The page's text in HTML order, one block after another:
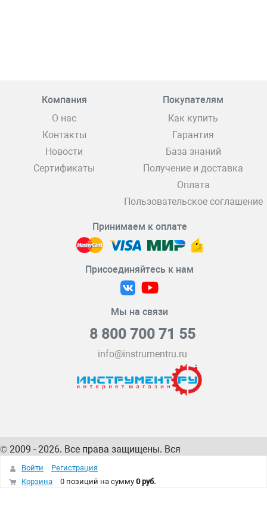
Компания
О нас
Контакты
Новости
Сертификаты
Покупателям
Как купить
Гарантия
База знаний
Получение и доставка
Оплата
Пользовательское соглашение
Принимаем к оплате
Присоединяйтесь к нам
Мы на связи
8 800 700 71 55
info@instrumentru.ru
© 2009 - 2026. Все права защищены. Вся
информация на сайте – собственность
интернет-магазина
Войти
Регистрация
Корзина
0 позиций на сумму 0 руб.